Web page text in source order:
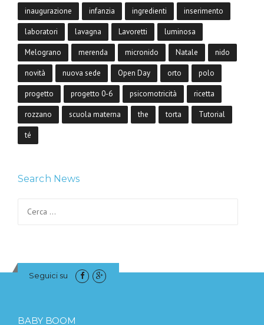
inaugurazione infanzia ingredienti inserimento
laboratori lavagna Lavoretti luminosa
Melograno merenda micronido Natale nido
novità nuova sede Open Day orto polo
progetto progetto 0-6 psicomotricità ricetta
rozzano scuola materna the torta Tutorial
té
Search News
Seguici su
BABY BOOM